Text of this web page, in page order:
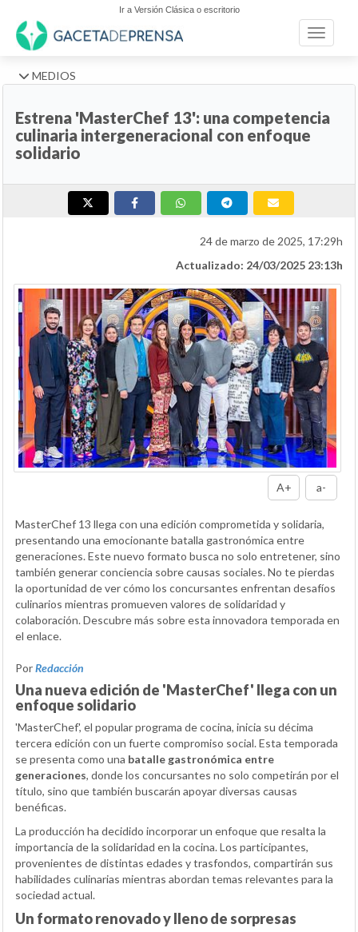
Ir a Versión Clásica o escritorio
Toggle
MEDIOS
Estrena 'MasterChef 13': una competencia
culinaria intergeneracional con enfoque
solidario
24 de marzo de 2025, 17:29h
Actualizado: 24/03/2025 23:13h
A+ a-
MasterChef 13 llega con una edición comprometida y solidaria,
presentando una emocionante batalla gastronómica entre
generaciones. Este nuevo formato busca no solo entretener, sino
también generar conciencia sobre causas sociales. No te pierdas
la oportunidad de ver cómo los concursantes enfrentan desafíos
culinarios mientras promueven valores de solidaridad y
colaboración. Descubre más sobre esta innovadora temporada en
el enlace.
PorRedacción
Una nueva edición de 'MasterChef' llega con un
enfoque solidario
'MasterChef', el popular programa de cocina, inicia su décima
tercera edición con un fuerte compromiso social. Esta temporada
se presenta como una batalle gastronómica entre
generaciones, donde los concursantes no solo competirán por el
título, sino que también buscarán apoyar diversas causas
benéficas.
La producción ha decidido incorporar un enfoque que resalta la
importancia de la solidaridad en la cocina. Los participantes,
provenientes de distintas edades y trasfondos, compartirán sus
habilidades culinarias mientras abordan temas relevantes para la
sociedad actual.
Un formato renovado y lleno de sorpresas